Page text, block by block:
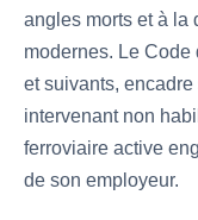
angles morts et à la
modernes. Le Code
et suivants, encadre
intervenant non
ferroviaire active
de son employeur.